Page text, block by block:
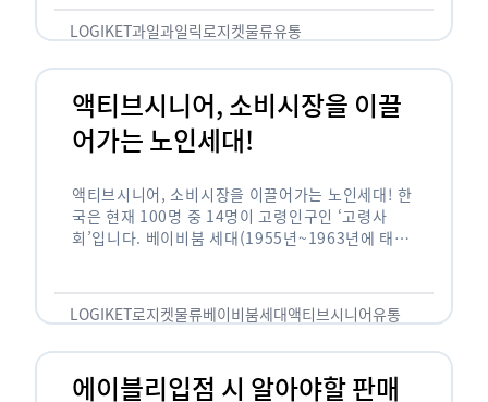
…
LOGIKET과일과일릭로지켓물류유통
액티브시니어, 소비시장을 이끌
어가는 노인세대!
액티브시니어, 소비시장을 이끌어가는 노인세대! 한
국은 현재 100명 중 14명이 고령인구인 ‘고령사
회’입니다. 베이비붐 세대(1955년~1963년에 태어
오고 있습니다. 하지만 사회가 늙어가는 …
LOGIKET로지켓물류베이비붐세대액티브시니어유통
에이블리입점 시 알아야할 판매